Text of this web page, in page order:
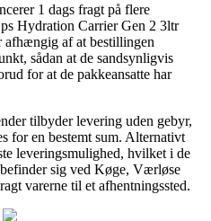
1 dags fragt på flere
Hydration Carrier Gen 2 3ltr
afhængig af at bestillingen
sådan at de sandsynligvis
for at de pakkeansatte har
tilbyder levering uden gebyr,
for en bestemt sum. Alternativt
leveringsmulighed, hvilket i de
sig ved Køge, Værløse
varerne til et afhentningssted.